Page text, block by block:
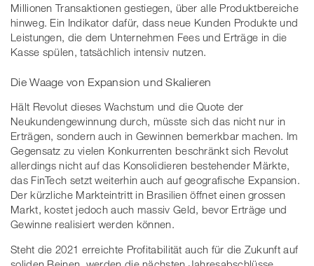
Millionen Transaktionen gestiegen, über alle Produktbereiche
hinweg. Ein Indikator dafür, dass neue Kunden Produkte und
Leistungen, die dem Unternehmen Fees und Erträge in die
Kasse spülen, tatsächlich intensiv nutzen.
Die Waage von Expansion und Skalieren
Hält Revolut dieses Wachstum und die Quote der
Neukundengewinnung durch, müsste sich das nicht nur in
Erträgen, sondern auch in Gewinnen bemerkbar machen. Im
Gegensatz zu vielen Konkurrenten beschränkt sich Revolut
allerdings nicht auf das Konsolidieren bestehender Märkte,
das FinTech setzt weiterhin auch auf geografische Expansion.
Der kürzliche Markteintritt in Brasilien öffnet einen grossen
Markt, kostet jedoch auch massiv Geld, bevor Erträge und
Gewinne realisiert werden können.
Steht die 2021 erreichte Profitabilität auch für die Zukunft auf